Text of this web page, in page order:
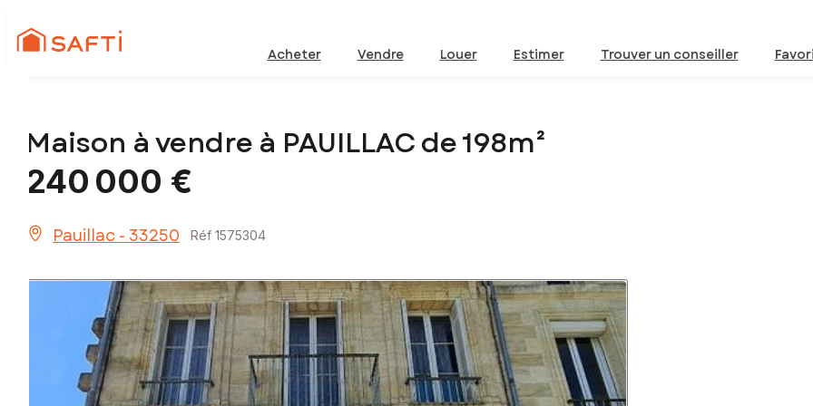
Acheter Vendre Louer Estimer Trouver un conseiller
Maison à vendre à PAUILLAC de 198m²
240 000 €
Pauillac - 33250 Réf 1575304